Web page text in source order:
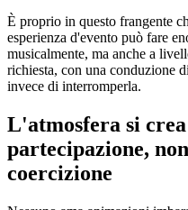
È proprio in questo frangente
esperienza d'evento può fare
musicalmente, ma anche a
richiesta, con una conduzione
invece di interromperla.
L'atmosfera si
partecipazione,
coercizione